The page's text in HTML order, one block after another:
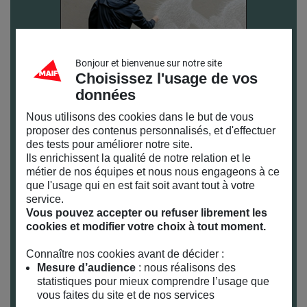
© Matt-tieu
Infos pratiques
Samedi 4, mardi 7 et mercredi 8 juillet à 10h, 14h
et 16h
De 5 à 12 ans
Sur inscription (atelier reservé aux enfants)
Veuillez présenter votre billet à l’entrée
Bonjour et bienvenue sur notre site
Choisissez l'usage de vos
données
Nous utilisons des cookies dans le but de vous
proposer des contenus personnalisés, et d'effectuer
des tests pour améliorer notre site.
Ils enrichissent la qualité de notre relation et le
métier de nos équipes et nous nous engageons à ce
que l'usage qui en est fait soit avant tout à votre
service.
Vous pouvez accepter ou refuser librement les
cookies et modifier votre choix à tout moment.
Connaître nos cookies avant de décider :
Mesure d’audience: nous réalisons des
statistiques pour mieux comprendre l’usage que
vous faites du site et de nos services